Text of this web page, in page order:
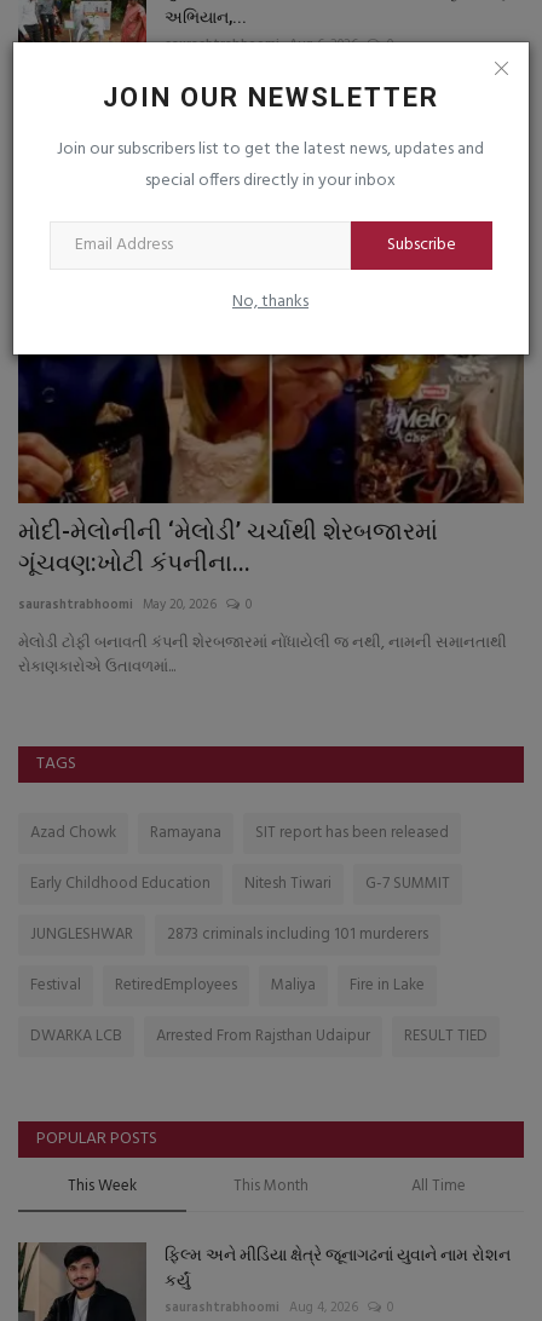
JOIN OUR NEWSLETTER
Join our subscribers list to get the latest news, updates and
special offers directly in your inbox
Subscribe
No, thanks
અભિયાન,...
saurashtrabhoomi Aug 6, 2026 0
RANDOM POSTS
બજારના સમાચાર
મોદી-મેલોનીની ‘મેલોડી’ ચર્ચાથી શેરબજારમાં
ગૂંચવણ:ખોટી કંપનીના...
saurashtrabhoomi May 20, 2026 0
મેલોડી ટોફી બનાવતી કંપની શેરબજારમાં નોંધાયેલી જ નથી, નામની સમાનતાથી
રોકાણકારોએ ઉતાવળમાં...
TAGS
Azad Chowk Ramayana
SIT report has been released
Early Childhood Education
Nitesh Tiwari
G-7 SUMMIT
JUNGLESHWAR
2873 criminals including 101 murderers
Festival
RetiredEmployees Maliya
Fire in Lake
DWARKA LCB
Arrested From Rajsthan Udaipur RESULT TIED
POPULAR POSTS
This Week This Month All Time
ફિલ્મ અને મીડિયા ક્ષેત્રે જૂનાગઢનાં યુવાને નામ રોશન
કર્યું
saurashtrabhoomi Aug 4, 2026 0